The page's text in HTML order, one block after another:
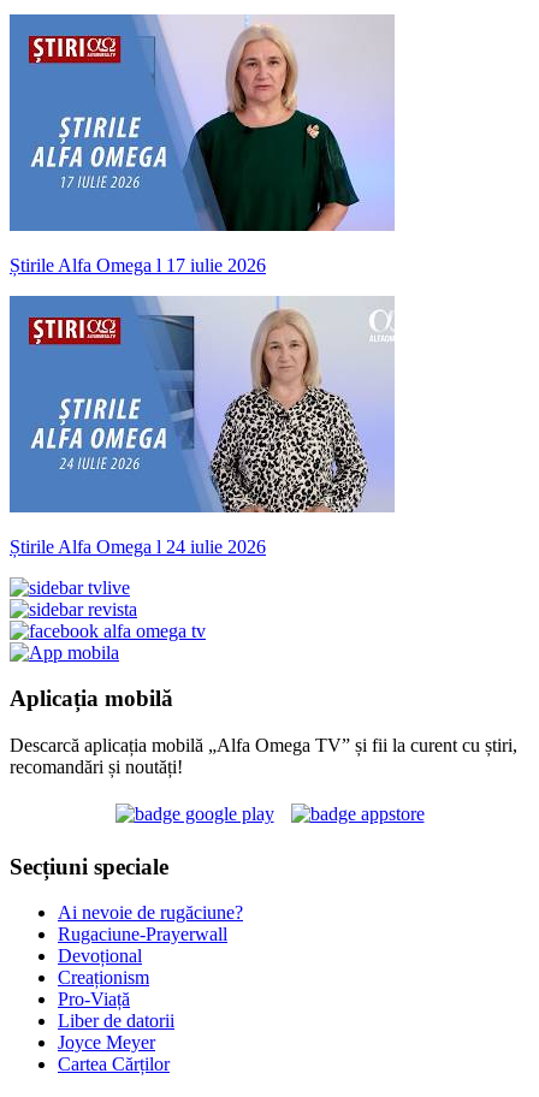
Știrile Alfa Omega l 17 iulie 2026
Știrile Alfa Omega l 24 iulie 2026
Aplicația mobilă
Descarcă aplicația mobilă „Alfa Omega TV” și fii la curent cu știri,
recomandări și noutăți!
Secțiuni speciale
Ai nevoie de rugăciune?
Rugaciune-Prayerwall
Devoțional
Creaționism
Pro-Viață
Liber de datorii
Joyce Meyer
Cartea Cărților